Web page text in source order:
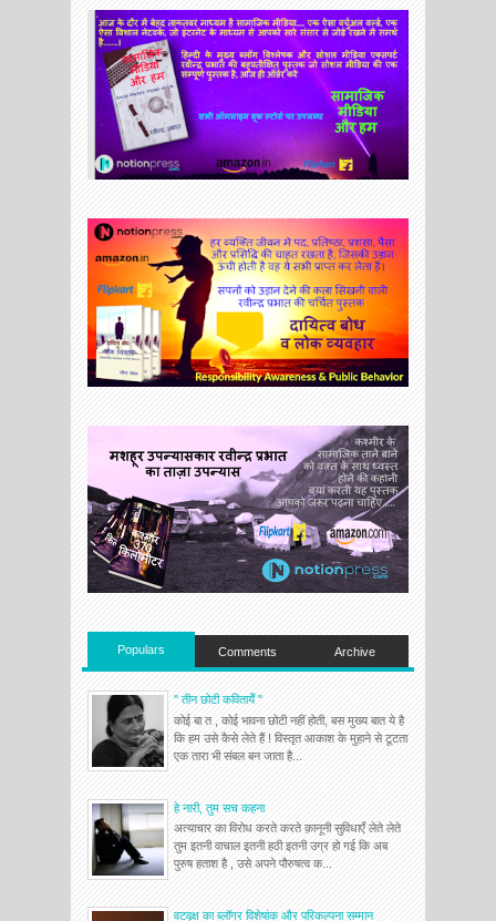
Populars Comments Archive
'' तीन छोटी कवितायेँ ''
कोई बा त , कोई भावना छोटी नहीं होती, बस मुख्य बात ये है
कि हम उसे कैसे लेते हैं ! विस्तृत आकाश के मुहाने से टूटता
एक तारा भी संबल बन जाता है...
हे नारी, तुम सच कहना
अत्याचार का विरोध करते करते क़ानूनी सुविधाएँ लेते लेते
तुम इतनी वाचाल इतनी हठी इतनी उग्र हो गई कि अब
पुरुष हताश है , उसे अपने पौरुषत्व क...
वटवृक्ष का ब्लॉगर विशेषांक और परिकल्पना सम्मान